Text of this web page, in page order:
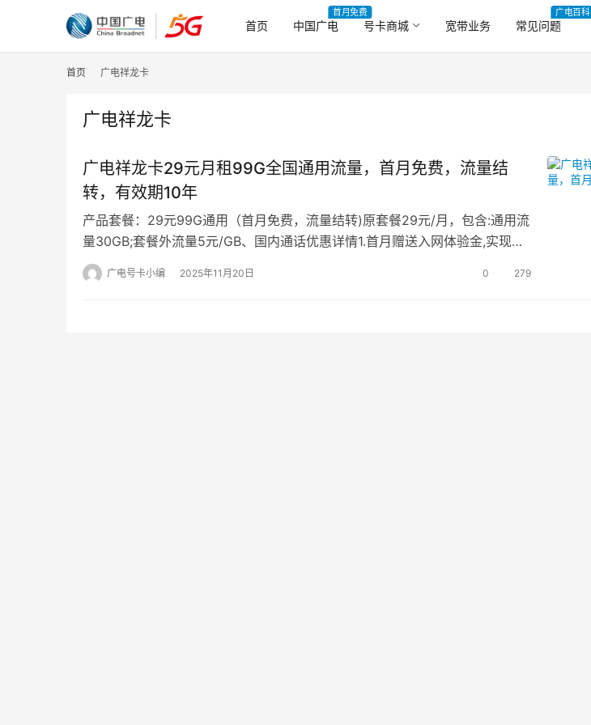
首页 中国广电
首月免费
号卡商城 宽带业务 常见问题
广电百科
首页 广电祥龙卡
广电祥龙卡
广电祥龙卡29元月租99G全国通用流量，首月免费，流量结
转，有效期10年
产品套餐：29元99G通用（首月免费，流量结转)原套餐29元/月，包含:通用流
量30GB;套餐外流量5元/GB、国内通话优惠详情1.首月赠送入网体验金,实现首
月免月租。2.激活快递…
广电号卡小编 2025年11月20日 0 279